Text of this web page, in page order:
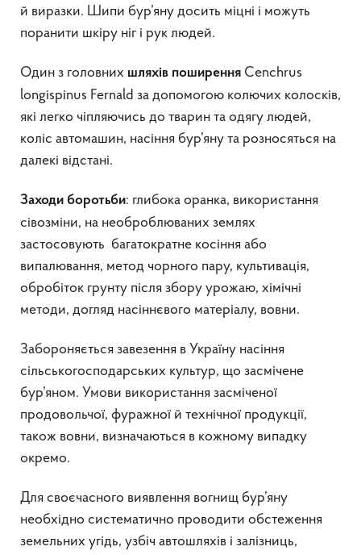
й виразки. Шипи бур’яну досить міцні і можуть
поранити шкіру ніг і рук людей.
Один з головних шляхів поширення Cеnchrus
longispinus Fernald за допомогою колючих колосків,
які легко чіпляючись до тварин та одягу людей,
коліс автомашин, насіння бур’яну та розносяться на
далекі відстані.
Заходи боротьби: глибока оранка, використання
сівозміни, на необроблюваних землях
застосовують багатократне косіння або
випалювання, метод чорного пару, культивація,
обробіток грунту після збору урожаю, хімічні
методи, догляд насіннєвого матеріалу, вовни.
Забороняється завезення в Україну насіння
сільськогосподарських культур, що засмічене
бур’яном. Умови використання засміченої
продовольчої, фуражної й технічної продукції,
також вовни, визначаються в кожному випадку
окремо.
Для своєчасного виявлення вогнищ бур’яну
необхідно систематично проводити обстеження
земельних угідь, узбіч автошляхів і залізниць,